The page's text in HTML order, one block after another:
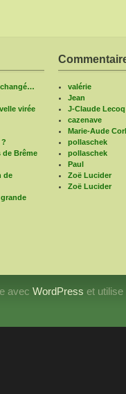
changé…
virée
de Brême
de
grande
valérie
Jean
J-Claude Lecoq
cazenave
Marie-Aude
pollaschek
pollaschek
Paul
Zoë Lucider
Zoë Lucider
avec WordPress et